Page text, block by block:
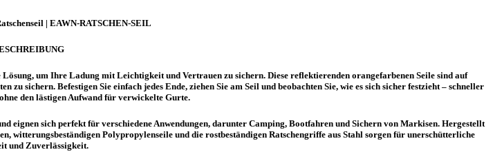
| EAWN-RATSCHEN-SEIL
um Ihre Ladung mit Leichtigkeit und Vertrauen zu sichern. Diese reflektierenden orangefarbenen Seile sind auf
sichern. Befestigen Sie einfach jedes Ende, ziehen Sie am Seil und beobachten Sie, wie es sich sicher festzieht – schneller
den lästigen Aufwand für verwickelte Gurte.
eignen sich perfekt für verschiedene Anwendungen, darunter Camping, Bootfahren und Sichern von Markisen. Hergestellt
witterungsbeständigen Polypropylenseile und die rostbeständigen Ratschengriffe aus Stahl sorgen für unerschütterliche
und Zuverlässigkeit.